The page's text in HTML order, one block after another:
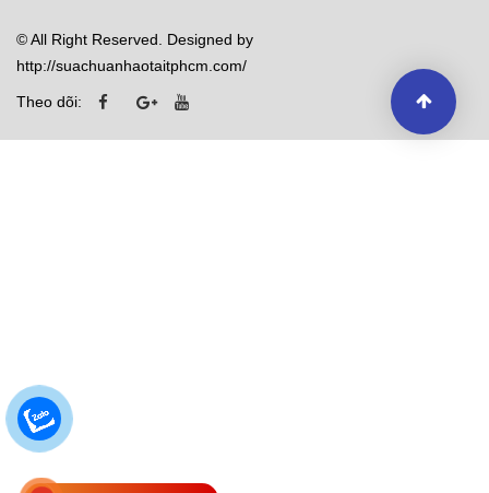
© All Right Reserved. Designed by
http://suachuanhaotaitphcm.com/
Theo dõi: